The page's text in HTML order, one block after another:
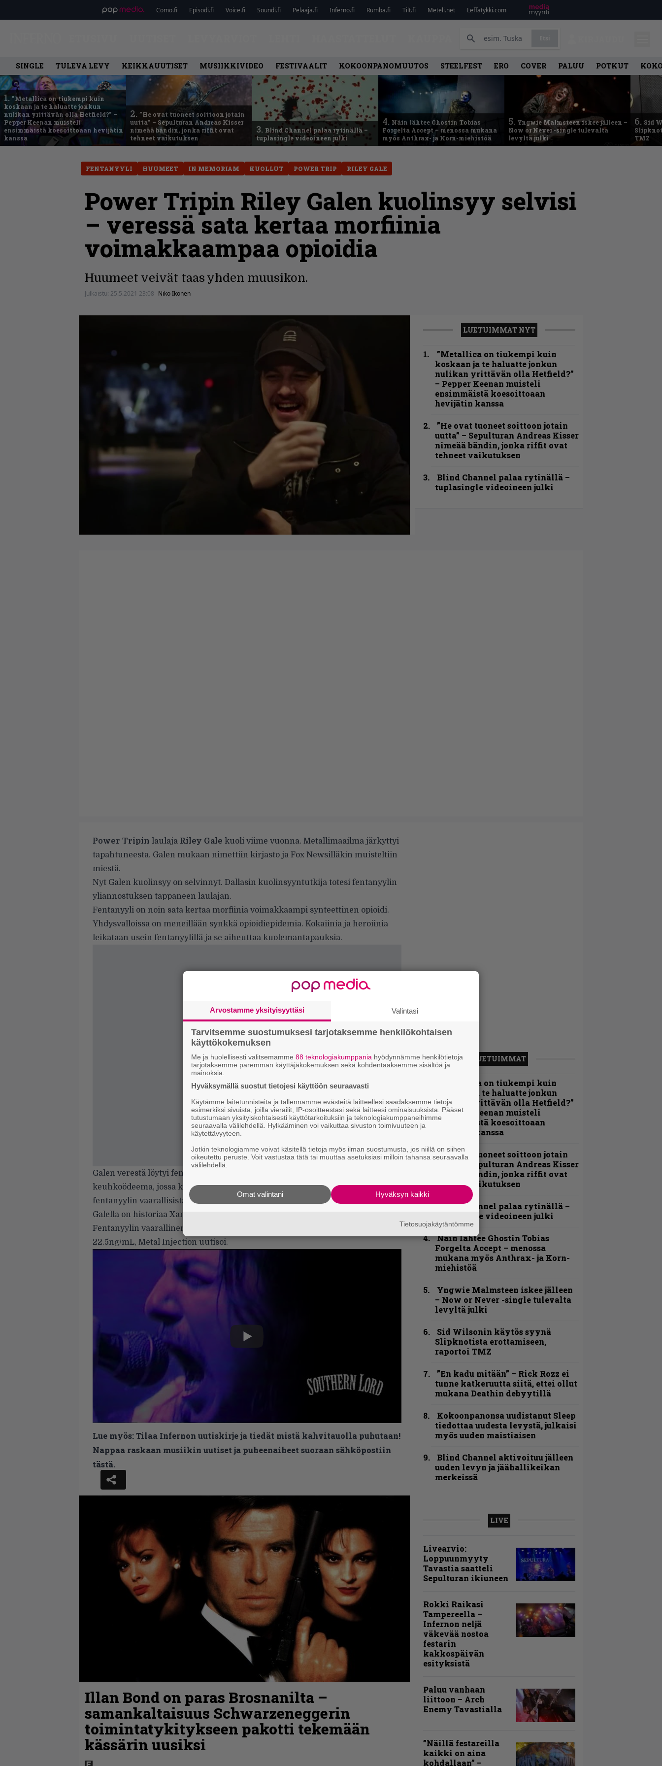
Como.fi Episodi.fi Voice.fi Soundi.fi Pelaaja.fi Inferno.fi Rumba.fi Tilt.fi Meteli.net Leffatykki.com
SINGLE TULEVA LEVY KEIKKAUUTISET MUSIIKKIVIDEO FESTIVAALIT KOKOONPANOMUUTOS STEELFEST ERO COVER PALUU POTKUT
1. ”Metallica on tiukempi kuin
koskaan ja te haluatte jonkun
nulikan yrittävän olla Hetfield?” –
Pepper Keenan muisteli
ensimmäistä koesoittoaan hevijätin
kanssa
2. ”He ovat tuoneet soittoon jotain
uutta” – Sepulturan Andreas Kisser
nimeää bändin, jonka riffit ovat
tehneet vaikutuksen
3. Blind Channel palaa rytinällä –
tuplasingle videoineen julki
4. Näin lähtee Ghostin Tobias
Forgelta Accept – menossa mukana
myös Anthrax- ja Korn-miehistöä
5. Yngwie Malmsteen iskee jälleen –
Now or Never -single tulevalta
levyltä julki
6. Sid
TMZ
FENTANYYLI HUUMEET IN MEMORIAM KUOLLUT POWER TRIP RILEY GALE
Power Tripin Riley Galen kuolinsyy selvisi
– veressä sata kertaa morfiinia
voimakkaampaa opioidia
Huumeet veivät taas yhden muusikon.
Julkaistu: 25.5.2021 23:08 Niko Ikonen
LUETUIMMAT NYT
”Metallica on tiukempi kuin
koskaan ja te haluatte jonkun
nulikan yrittävän olla Hetfield?”
– Pepper Keenan muisteli
ensimmäistä koesoittoaan
hevijätin kanssa
”He ovat tuoneet soittoon jotain
uutta” – Sepulturan Andreas Kisser
nimeää bändin, jonka riffit ovat
tehneet vaikutuksen
Blind Channel palaa rytinällä –
tuplasingle videoineen julki
Power Tripin laulaja Riley Gale kuoli viime vuonna. Metallimaailma järkyttyi
tapahtuneesta. Galen mukaan nimettiin kirjasto ja Fox Newsilläkin muisteltiin
miestä.
Nyt Galen kuolinsyy on selvinnyt. Dallasin kuolinsyyntutkija totesi fentanyylin
yliannostuksen tappaneen laulajan.
Fentanyyli on noin sata kertaa morfiinia voimakkaampi synteettinen opioidi.
Yhdysvalloissa on meneillään synkkä opioidiepidemia. Kokaiinia ja heroiinia
leikataan usein fentanyylillä ja se aiheuttaa kuolemantapauksia.
Galen verestä löytyi fentanyyliä ja THC:ta. Virallinen kuolinsyy oli
keuhkoödeema, jossa keuhkoihin kertyy nesteitä. Keuhkoödeema on yksi
fentanyylin vaarallisista sivuoireista.
Galella on historiaa Xanax-lääkkeen väärinkäytöstä sekä masennuksesta.
Fentanyylin vaarallinen taso veressä on 7ng/ml. Galella oli veressään
22.5ng/mL, Metal Injection uutisoi.
Lue myös:Tilaa Infernon uutiskirje ja tiedät mistä kahvitauolla puhutaan!
Nappaa raskaan musiikin uutiset ja puheenaiheet suoraan sähköpostiin
tästä.
Illan Bond on paras Brosnanilta –
samankaltaisuus Schwarzeneggerin
toimintatykitykseen pakotti tekemään
kässärin uusiksi
LUETUIMMAT
”Metallica on tiukempi kuin
koskaan ja te haluatte jonkun
nulikan yrittävän olla Hetfield?”
– Pepper Keenan muisteli
ensimmäistä koesoittoaan
hevijätin kanssa
”He ovat tuoneet soittoon jotain
uutta” – Sepulturan Andreas Kisser
nimeää bändin, jonka riffit ovat
tehneet vaikutuksen
Blind Channel palaa rytinällä –
tuplasingle videoineen julki
Näin lähtee Ghostin Tobias
Forgelta Accept – menossa
mukana myös Anthrax- ja Korn-
miehistöä
Yngwie Malmsteen iskee jälleen
– Now or Never -single tulevalta
levyltä julki
Sid Wilsonin käytös syynä
Slipknotista erottamiseen,
raportoi TMZ
”En kadu mitään” – Rick Rozz ei
tunne katkeruutta siitä, ettei ollut
mukana Deathin debyytillä
Kokoonpanonsa uudistanut Sleep
tiedottaa uudesta levystä, julkaisi
myös uuden maistiaisen
Blind Channel aktivoituu jälleen
uuden levyn ja jäähallikeikan
merkeissä
LIVE
Livearvio:
Loppuunmyyty
Tavastia saatteli
Sepulturan ikiuneen
Rokki Raikasi
Tampereella –
Infernon neljä
väkevää nostoa
festarin
kakkospäivän
esityksistä
Paluu vanhaan
liittoon – Arch
Enemy Tavastialla
”Näillä festareilla
kaikki on aina
kohdallaan” –
Arvostamme yksityisyyttäsi Valintasi
Tarvitsemme suostumuksesi tarjotaksemme henkilökohtaisen
käyttökokemuksen
Me ja huolellisesti valitsemamme 88 teknologiakumppania hyödynnämme henkilötietoja
tarjotaksemme paremman käyttäjäkokemuksen sekä kohdentaaksemme sisältöä ja
mainoksia.
Hyväksymällä suostut tietojesi käyttöön seuraavasti
Käytämme laitetunnisteita ja tallennamme evästeitä laitteellesi saadaksemme tietoja
esimerkiksi sivuista, joilla vierailit, IP-osoitteestasi sekä laitteesi ominaisuuksista. Pääset
tutustumaan yksityiskohtaisesti käyttötarkoituksiin ja teknologiakumppaneihimme
seuraavalla välilehdellä. Hylkääminen voi vaikuttaa sivuston toimivuuteen ja
käytettävyyteen.
Jotkin teknologiamme voivat käsitellä tietoja myös ilman suostumusta, jos niillä on siihen
oikeutettu peruste. Voit vastustaa tätä tai muuttaa asetuksiasi milloin tahansa seuraavalla
välilehdellä.
Hyväksyn kaikki
Omat valintani
Tietosuojakäytäntömme